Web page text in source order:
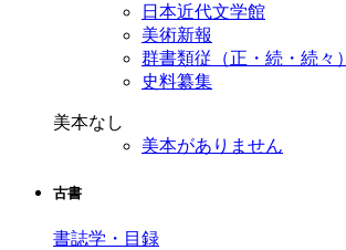
日本近代文学館
美術新報
群書類従（正・続・続々）
史料纂集
美本なし
美本がありません
古書
書誌学・目録